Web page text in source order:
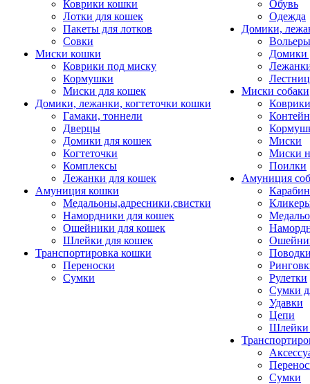
Коврики кошки
Лотки для кошек
Пакеты для лотков
Совки
Миски кошки
Коврики под миску
Кормушки
Миски для кошек
Домики, лежанки, когтеточки кошки
Гамаки, тоннели
Дверцы
Домики для кошек
Когтеточки
Комплексы
Лежанки для кошек
Амуниция кошки
Медальоны,адресники,свистки
Намордники для кошек
Ошейники для кошек
Шлейки для кошек
Транспортировка кошки
Переноски
Сумки
Обувь
Одежда
Домики,
Домики
Миски собаки
Миски
Миски
Поилки
Амуниция
Рулетки
Сумки
Удавки
Цепи
Шлейки
Сумки